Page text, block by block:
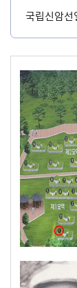
국립신암선